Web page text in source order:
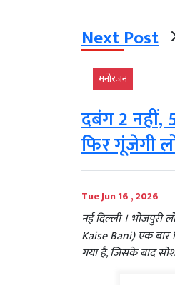
Next Post
मनोरंजन
दबंग 2 नहीं,
फिर गूंजेगी
Tue Jun 16 , 2026
नई दिल्ली ।
Kaise Bani) एक बार
गया है, जिसके बाद